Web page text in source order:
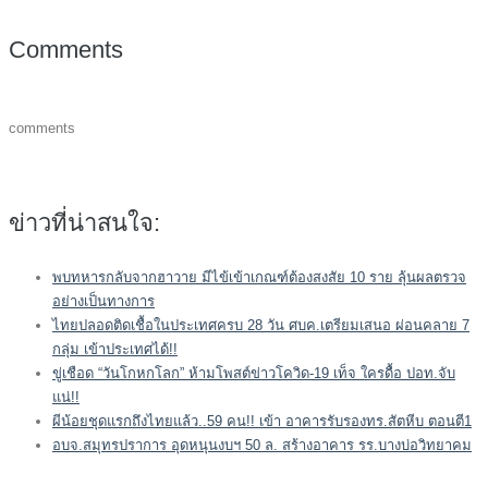
Comments
comments
ข่าวที่น่าสนใจ:
พบทหารกลับจากฮาวาย มีไข้เข้าเกณฑ์ต้องสงสัย 10 ราย ลุ้นผลตรวจ
อย่างเป็นทางการ
ไทยปลอดติดเชื้อในประเทศครบ 28 วัน ศบค.เตรียมเสนอ ผ่อนคลาย 7
กลุ่ม เข้าประเทศได้!!
ขู่เชือด “วันโกหกโลก” ห้ามโพสต์ข่าวโควิด-19 เท็จ ใครดื้อ ปอท.จับ
แน่!!
ผีน้อยชุดแรกถึงไทยแล้ว..59 คน!! เข้า อาคารรับรองทร.สัตหีบ ตอนตี1
อบจ.สมุทรปราการ อุดหนุนงบฯ 50 ล. สร้างอาคาร รร.บางบ่อวิทยาคม